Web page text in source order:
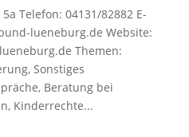
Telefon: 04131/82882 E-
lueneburg.de Website:
Themen:
Sonstiges
Beratung bei
Kinderrechte...